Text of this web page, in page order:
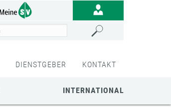
DIENSTGEBER KONTAKT
INTERNATIONAL